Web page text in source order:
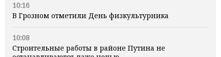
10:16
В Грозном отметили День физкультурника
10:08
Строительные работы в районе Путина не